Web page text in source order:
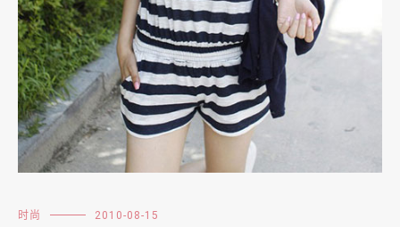
时尚 2010-08-15